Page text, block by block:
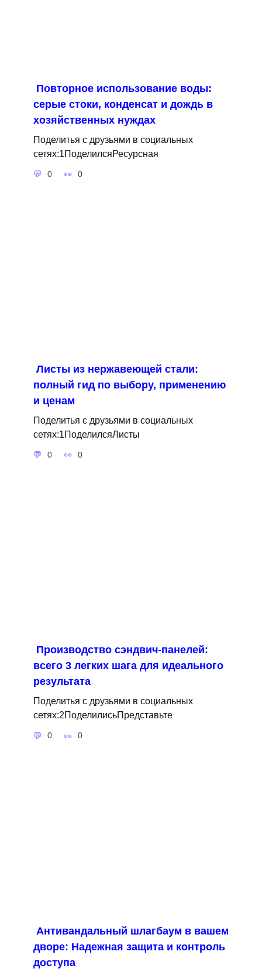
Повторное использование воды:
серые стоки, конденсат и дождь в
хозяйственных нуждах
Поделитья с друзьями в социальных
сетях:1ПоделилсяРесурсная
0 0
Листы из нержавеющей стали:
полный гид по выбору, применению
и ценам
Поделитья с друзьями в социальных
сетях:1ПоделилсяЛисты
0 0
Производство сэндвич-панелей:
всего 3 легких шага для идеального
результата
Поделитья с друзьями в социальных
сетях:2ПоделилисьПредставьте
0 0
Антивандальный шлагбаум в вашем
дворе: Надежная защита и контроль
доступа